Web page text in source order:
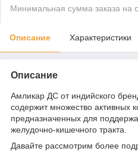
Минимальная сумма заказа на
Описание Характеристики
Описание
Амликар ДС от индийского
содержит множество активных
предназначенных для
желудочно-кишечного тракта.
Давайте рассмотрим более